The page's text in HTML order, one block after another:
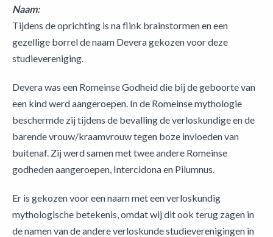
Naam:
Tijdens de oprichting is na flink brainstormen en een
gezellige borrel de naam Devera gekozen voor deze
studievereniging.
Devera was een Romeinse Godheid die bij de geboorte van
een kind werd aangeroepen. In de Romeinse mythologie
beschermde zij tijdens de bevalling de verloskundige en de
barende vrouw/kraamvrouw tegen boze invloeden van
buitenaf. Zij werd samen met twee andere Romeinse
godheden aangeroepen, Intercidona en Pilumnus.
Er is gekozen voor een naam met een verloskundig
mythologische betekenis, omdat wij dit ook terug zagen in
de namen van de andere verloskunde studieverenigingen in